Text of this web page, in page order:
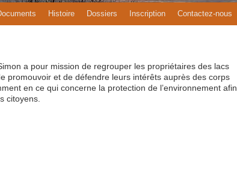
Histoire Dossiers Inscription Contactez-nous
a pour mission de regrouper les propriétaires des lacs
promouvoir et de défendre leurs intérêts auprès des corps
en ce qui concerne la protection de l’environnement afin
citoyens.